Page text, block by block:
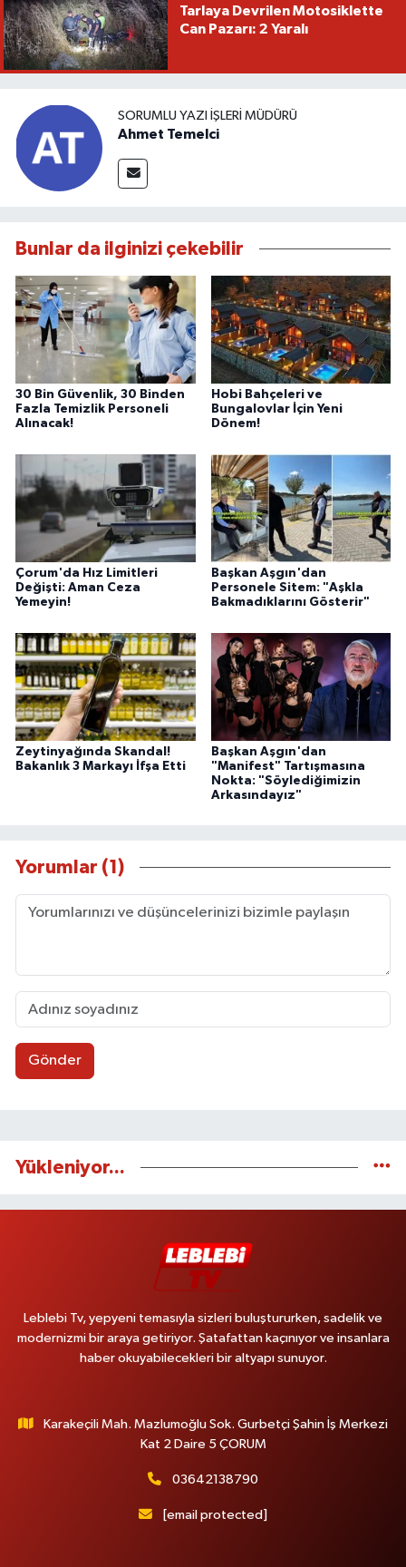
Tarlaya Devrilen Motosiklette
Can Pazarı: 2 Yaralı
SORUMLU YAZI İŞLERI MÜDÜRÜ
Ahmet Temelci
Bunlar da ilginizi çekebilir
30 Bin Güvenlik, 30 Binden
Fazla Temizlik Personeli
Alınacak!
Hobi Bahçeleri ve
Bungalovlar İçin Yeni
Dönem!
Çorum'da Hız Limitleri
Değişti: Aman Ceza
Yemeyin!
Başkan Aşgın'dan
Personele Sitem: "Aşkla
Bakmadıklarını Gösterir"
Zeytinyağında Skandal!
Bakanlık 3 Markayı İfşa Etti
Başkan Aşgın'dan
"Manifest" Tartışmasına
Nokta: "Söylediğimizin
Arkasındayız"
Yorumlar (1)
Gönder
Yükleniyor...
Leblebi Tv, yepyeni temasıyla sizleri buluştururken, sadelik ve
modernizmi bir araya getiriyor. Şatafattan kaçınıyor ve insanlara
haber okuyabilecekleri bir altyapı sunuyor.
Karakeçili Mah. Mazlumoğlu Sok. Gurbetçi Şahin İş Merkezi
Kat 2 Daire 5 ÇORUM
03642138790
[email protected]